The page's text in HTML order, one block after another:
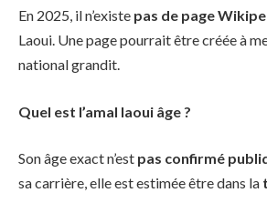
En 2025, il n’existe pas de page
Laoui. Une page pourrait être créée à
national grandit.
Quel est l’amal laoui âge ?
Son âge exact n’est pas confirmé
sa carrière, elle est estimée être dans la